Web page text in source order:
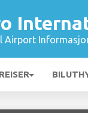
Airport